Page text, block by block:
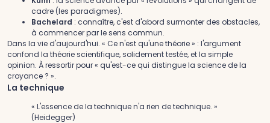
cadre (les paradigmes).
Bachelard : connaître, c'est d'abord surmonter des obstacles,
à commencer par le sens commun.
Dans la vie d'aujourd'hui. « Ce n'est qu'une théorie » : l'argument
confond la théorie scientifique, solidement testée, et la simple
opinion. À ressortir pour « qu'est-ce qui distingue la science de la
croyance ? ».
La technique
« L'essence de la technique n'a rien de technique. »
(Heidegger)